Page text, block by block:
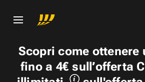
Scopri come ottenere
fino a 4€ sull’offerta